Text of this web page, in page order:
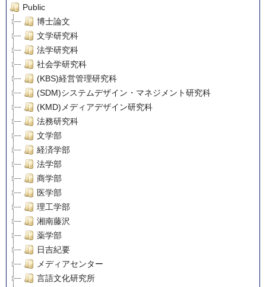
Public
博士論文
文学研究科
法学研究科
社会学研究科
(KBS)経営管理研究科
(SDM)システムデザイン・マネジメント研究科
(KMD)メディアデザイン研究科
法務研究科
文学部
経済学部
法学部
商学部
医学部
理工学部
湘南藤沢
薬学部
日吉紀要
メディアセンター
言語文化研究所